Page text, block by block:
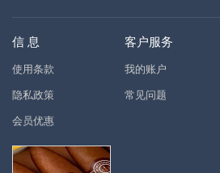
信 息
使用条款
隐私政策
会员优惠
客户服务
我的账户
常见问题